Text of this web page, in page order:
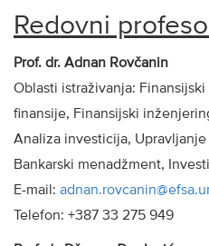
Redovni
Prof. dr. Adnan Rovčanin
Oblasti istraživanja:
finansije, Finansijski
Analiza investicija,
Bankarski menadžment,
E-mail:
Telefon: +387 33 275 949